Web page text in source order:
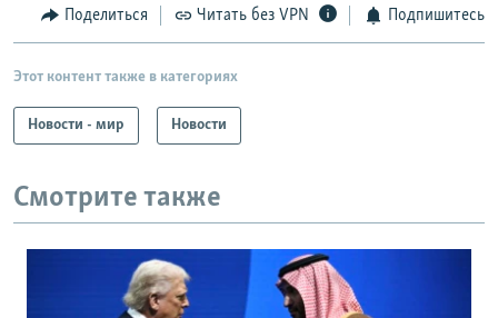
Поделиться Читать без VPN Подпишитесь
Этот контент также в категориях
Новости - мир Новости
Смотрите также